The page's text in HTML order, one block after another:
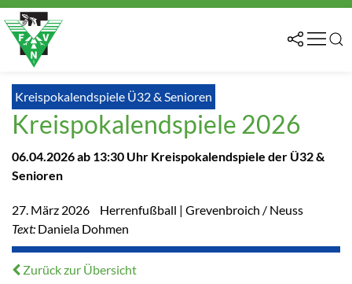
Kreispokalendspiele Ü32 & Senioren
Kreispokalendspiele 2026
06.04.2026 ab 13:30 Uhr Kreispokalendspiele der Ü32 &
Senioren
27. März 2026
Herrenfußball | Grevenbroich / Neuss
Text: Daniela Dohmen
Zurück zur Übersicht